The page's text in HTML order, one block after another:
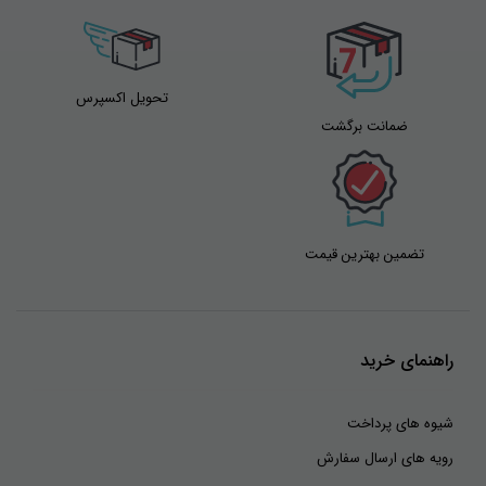
فروشگاه اینترنتی سان همواره در تلاش است ، محصولات با کیفیت ، با دوام
همراه با قیمتهای مناسب به بازار ارائه کند.
تیراژ بالا به شما بزرگواران عرضه می شوند.
شما بزرگواران می توانید ،جهت سفارش انواع نظم دهنده از فروشگاه اینترنتی
۰۹۹۰۴۶۰۰۱۷۷
۰۹۹۰۴۶۰۰۱۸۸
ارتباط از واتس اپ: ۰۹۹۰۴۶۰۰۱۸۸
ضمانت برگشت
تحویل اکسپرس
تضمین بهترین قیمت
راهنمای خرید
شیوه های پرداخت
رویه های ارسال سفارش